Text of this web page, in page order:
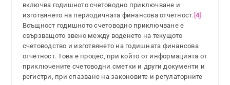
включва годишното счетоводно приключване и
изготвянето на периодичната финансова отчетност. [4]
Всъщност годишното счетоводно приключване е
свързващото звено между воденето на текущото
счетоводство и изготвянето на годишната финансова
отчетност. Това е процес, при който от информацията от
приключените счетоводни сметки и други документи и
регистри, при спазване на законовите и регулаторните